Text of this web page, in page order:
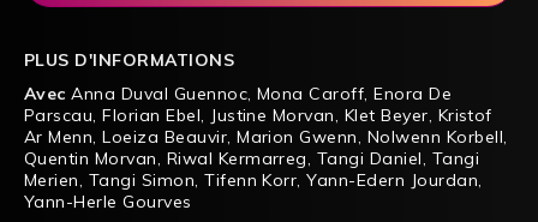
PLUS D'INFORMATIONS
Avec Anna Duval Guennoc,Mona Caroff,Enora De
Parscau,Florian Ebel, Justine Morvan, Klet Beyer, Kristof
Ar Menn,Loeiza Beauvir,Marion Gwenn, Nolwenn Korbell,
Quentin Morvan, Riwal Kermarreg, Tangi Daniel, Tangi
Merien, Tangi Simon,Tifenn Korr,Yann-Edern Jourdan,
Yann-Herle Gourves